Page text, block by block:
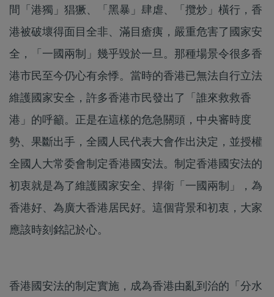
間「港獨」猖獗、「黑暴」肆虐、「攬炒」橫行，香
港被破壞得面目全非、滿目瘡痍，嚴重危害了國家安
全，「一國兩制」幾乎毀於一旦。那種場景令很多香
港市民至今仍心有余悸。當時的香港已無法自行立法
維護國家安全，許多香港市民發出了「誰來救救香
港」的呼籲。正是在這樣的危急關頭，中央審時度
勢、果斷出手，全國人民代表大會作出決定，並授權
全國人大常委會制定香港國安法。制定香港國安法的
初衷就是為了維護國家安全、捍衛「一國兩制」，為
香港好、為廣大香港居民好。這個背景和初衷，大家
應該時刻銘記於心。
香港國安法的制定實施，成為香港由亂到治的「分水